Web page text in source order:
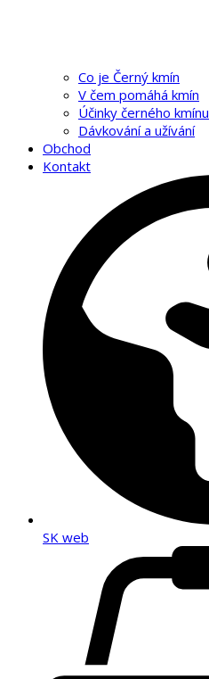
Co je Černý kmín
V čem pomáhá kmín
Účinky černého kmínu
Dávkování a užívání
Obchod
Kontakt
SK web